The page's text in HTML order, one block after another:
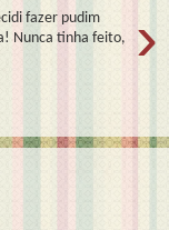
›
fazer pudim
Nunca tinha feito,